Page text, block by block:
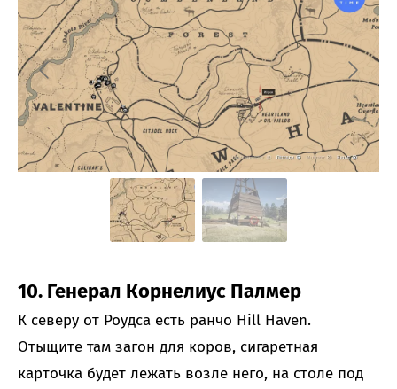
10. Генерал Корнелиус Палмер
К северу от Роудса есть ранчо Hill Haven.
Отыщите там загон для коров, сигаретная
карточка будет лежать возле него, на столе под